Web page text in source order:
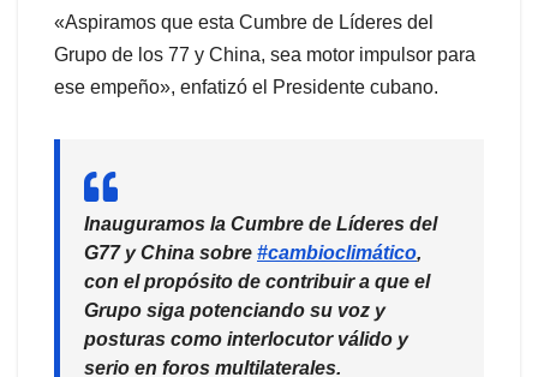
«Aspiramos que esta Cumbre de Líderes del
Grupo de los 77 y China, sea motor impulsor para
ese empeño», enfatizó el Presidente cubano.
Inauguramos la Cumbre de Líderes del
G77 y China sobre #cambioclimático,
con el propósito de contribuir a que el
Grupo siga potenciando su voz y
posturas como interlocutor válido y
serio en foros multilaterales.